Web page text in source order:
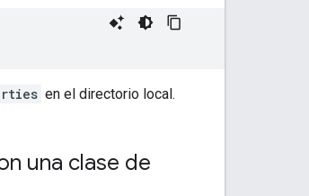
en el directorio local.
una clase de